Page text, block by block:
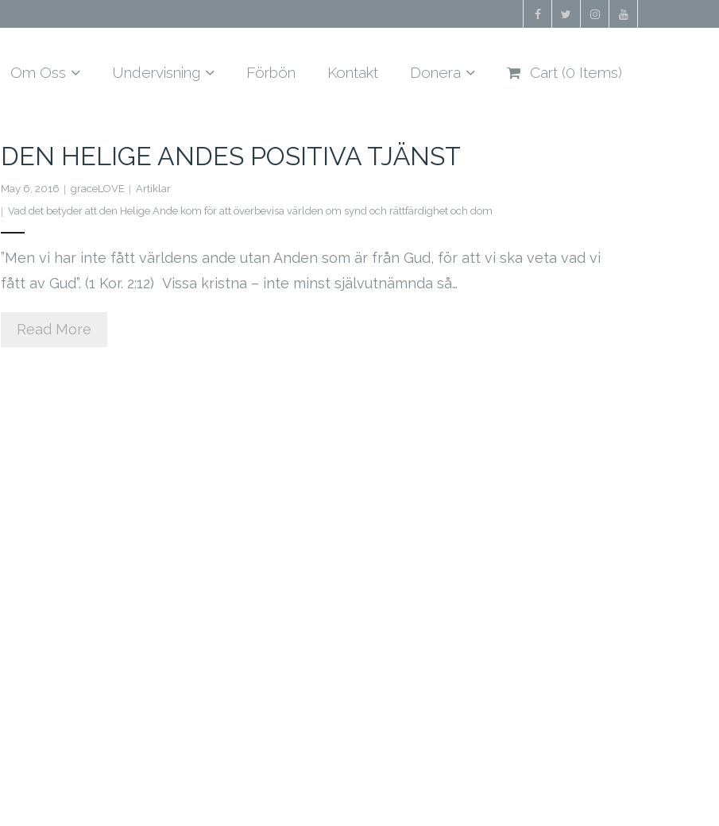
Om Oss Undervisning Förbön Kontakt Donera Cart (0 Items)
DEN HELIGE ANDES POSITIVA TJÄNST
May 6, 2016 graceLOVE
Artiklar
Vad det betyder att den Helige Ande kom för att överbevisa världen om synd och rättfärdighet och dom
”Men vi har inte fått världens ande utan Anden som är från Gud, för att vi ska veta vad vi
fått av Gud”. (1 Kor. 2:12) Vissa kristna – inte minst självutnämnda så…
Read More